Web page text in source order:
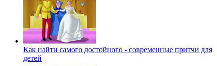
Как найти самого достойного - современные притчи для
детей